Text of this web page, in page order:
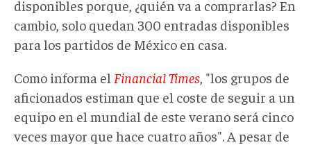
disponibles porque, ¿quién va a comprarlas? En
cambio, solo quedan 300 entradas disponibles
para los partidos de México en casa.
Como informa el Financial Times , "los grupos de
aficionados estiman que el coste de seguir a un
equipo en el mundial de este verano será cinco
veces mayor que hace cuatro años". A pesar de